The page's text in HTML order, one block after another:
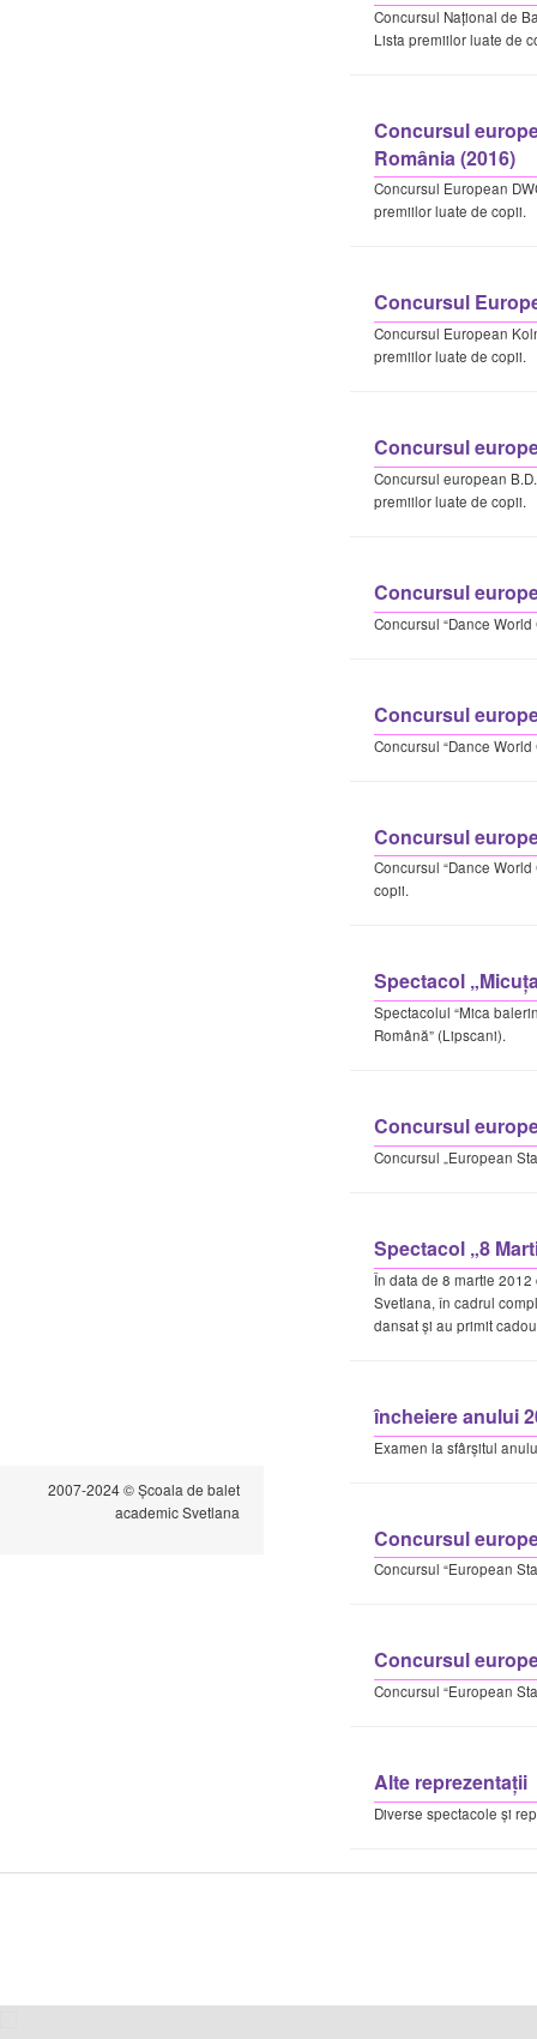
Concursul Național de
Lista premiilor luate de
Concursul
România (2016)
Concursul European
premiilor luate de copii.
Concursul
Concursul European
premiilor luate de copii.
Concursul
Concursul european
premiilor luate de copii.
Concursul
Concursul “Dance World
Concursul
Concursul “Dance
Concursul
Concursul “Dance
copii.
Spectacol
Spectacolul “Mica
Română” (Lipscani).
Concursul
Concursul „European
Spectacol „8
În data de 8 martie
Svetlana, în cadrul
dansat și au primit
încheiere anului
Examen la sfârșitul
Concursul
Concursul “European
Concursul
Concursul “European
Alte reprezentaţii
Diverse spectacole și
2007-2024 © Școala de balet
academic Svetlana